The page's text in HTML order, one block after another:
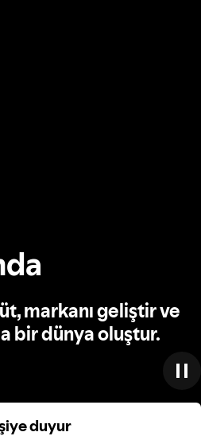
markanı geliştir ve
bir dünya oluştur.
duyur
duyur